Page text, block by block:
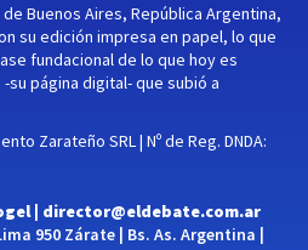
Buenos Aires, República Argentina,
su edición impresa en papel, lo que
fundacional de lo que hoy es
-su página digital- que subió a
Zarateño SRL | Nº de Reg. DNDA:
| director@eldebate.com.ar
950 Zárate | Bs. As. Argentina |